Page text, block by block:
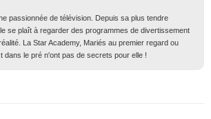
passionnée de télévision. Depuis sa plus tendre
se plaît à regarder des programmes de divertissement
La Star Academy, Mariés au premier regard ou
dans le pré n'ont pas de secrets pour elle !